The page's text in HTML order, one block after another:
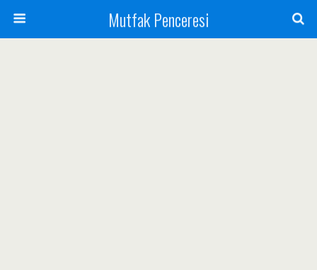
Mutfak Penceresi